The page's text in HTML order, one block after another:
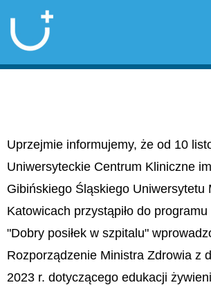
Uprzejmie informujemy, że od 10
Uniwersyteckie Centrum Kliniczne
Gibińskiego Śląskiego Uniwersytetu
Katowicach przystąpiło do
"Dobry posiłek w szpitalu"
Rozporządzenie Ministra Zdrowia z
2023 r. dotyczącego edukacji